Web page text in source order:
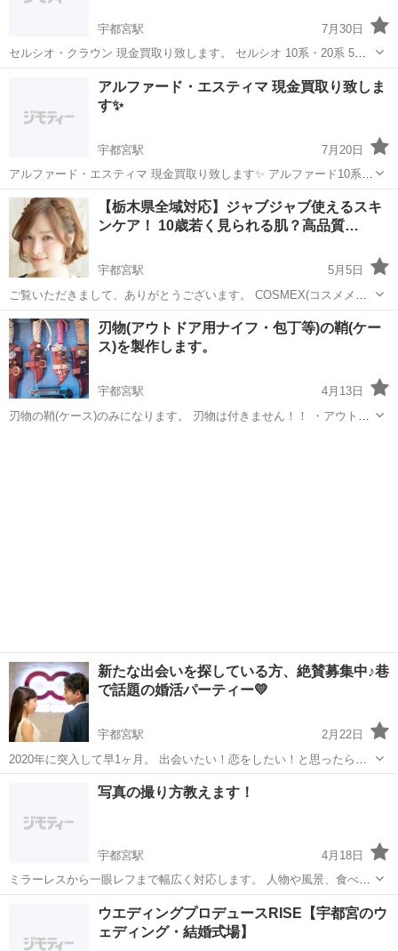
宇都宮駅
7月30日
セルシオ・クラウン 現金買取り致します。 セルシオ 10系・20系 5万
円 セルシオ 30系 7万円～15万円 クラウン 17系 3万円 クラウン 18系
35000円 よろしくお願いいたします。
アルファード・エスティマ 現金買取り致しま
す✨
宇都宮駅
7月20日
アルファード・エスティマ 現金買取り致します✨ アルファード10系
2400CC 5万円 アルファード10系 3000CC 5万円 エスティマ 30系
2400CC 5万円 エスティマ 30...
栃木 宇都宮市 宇都宮駅 その他
【栃木県全域対応】ジャブジャブ使えるスキ
ンケア！ 10歳若く見られる肌？高品質…
宇都宮駅
5月5日
ご覧いただきまして、ありがとうございます。 COSMEX(コスメメッ
クス) 公式HP https://cosmex.stores.jp/ お肌の悩みが多い季節になり
ました。 丁寧かつ迅速対応いたします。気持ち良い...
栃木 宇都宮市 宇都宮駅 その他 個人事業主
刃物(アウトドア用ナイフ・包丁等)の鞘(ケー
ス)を製作します。
宇都宮駅
4月13日
刃物の鞘(ケース)のみになります。 刃物は付きません！！ ・アウトド
新たな出会いを探している方、絶賛募集中♪巷
で話題の婚活パーティー💛
宇都宮駅
2月22日
2020年に突入して早1ヶ月。 出会いたい！恋をしたい！と思ったら、
すぐに動き出さないと 1年はあっという間に終わってしまいます。 今
回は「ぼーっ」と1年を終わらせないために 出会うのにピッタリなイ
宇都宮市 宇都宮駅 その他
写真の撮り方教えます！
宇都宮駅
4月18日
ミラーレスから一眼レフまで幅広く対応します。 人物や風景、食べ
物・物楽しみながら撮りましょう！ 一度に定員5名様、出張もいたし
ますのでご相談ください！ 出張料別で、20000〜となります。
宇都宮市 宇都宮駅 その他
ウエディングプロデュースRISE【宇都宮のウ
ェディング・結婚式場】